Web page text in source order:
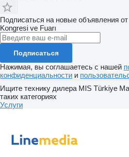
Подписаться на новые объявления
Kongresi ve Fuarı
Подписаться
Нажимая, вы соглашаетесь с нашей
конфиденциальности и
Ищите технику дилера MIS Türkiye
таких категориях
Услуги